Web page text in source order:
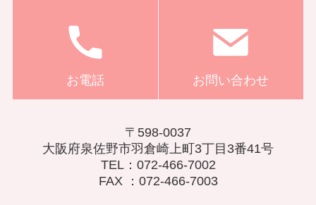
お電話 お問い合わせ
〒598-0037
大阪府泉佐野市羽倉崎上町3丁目3番41号
TEL：072-466-7002
FAX ：072-466-7003